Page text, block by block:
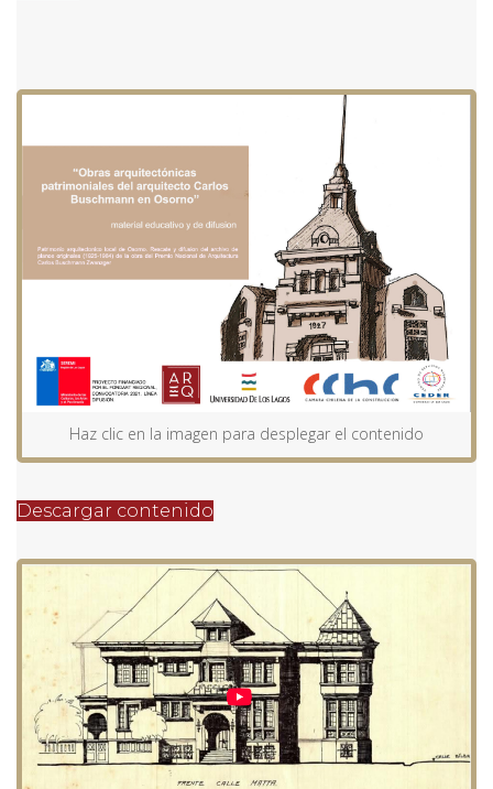
Haz clic en la imagen para desplegar el contenido
Descargar contenido